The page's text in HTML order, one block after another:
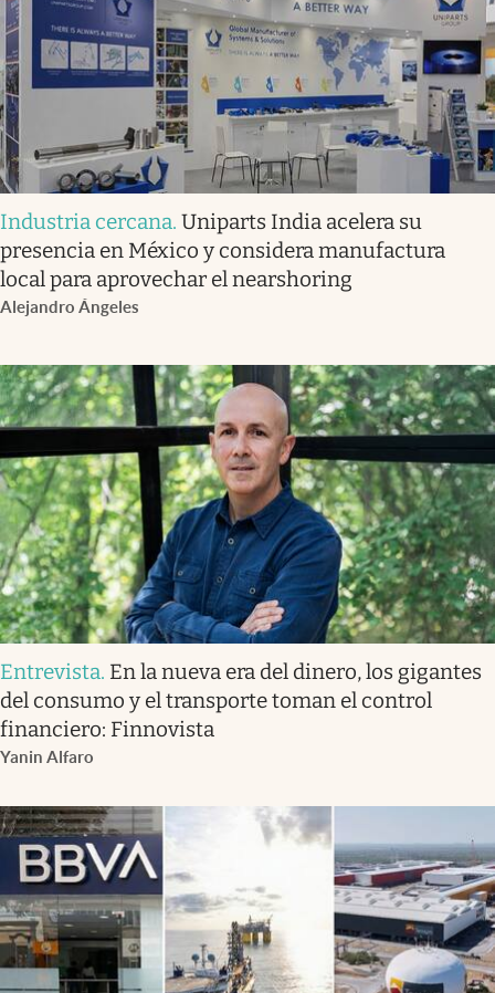
Industria cercana. Uniparts India acelera su
presencia en México y considera manufactura
local para aprovechar el nearshoring
Alejandro Ángeles
Entrevista. En la nueva era del dinero, los gigantes
del consumo y el transporte toman el control
financiero: Finnovista
Yanin Alfaro